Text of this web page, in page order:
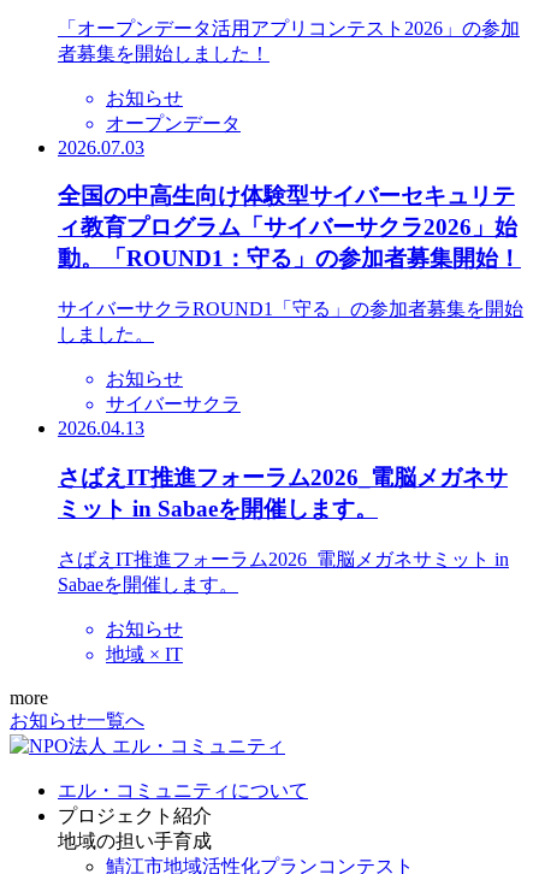
「オープンデータ活用アプリコンテスト2026」の参加
者募集を開始しました！
お知らせ
オープンデータ
2026.07.03
全国の中高生向け体験型サイバーセキュリテ
ィ教育プログラム「サイバーサクラ2026」始
動。「ROUND1：守る」の参加者募集開始！
サイバーサクラROUND1「守る」の参加者募集を開始
しました。
お知らせ
サイバーサクラ
2026.04.13
さばえIT推進フォーラム2026_電脳メガネサ
ミット in Sabaeを開催します。
さばえIT推進フォーラム2026_電脳メガネサミット in
Sabaeを開催します。
お知らせ
地域 × IT
more
お知らせ一覧へ
エル・コミュニティについて
プロジェクト紹介
地域の担い手育成
鯖江市地域活性化プランコンテスト